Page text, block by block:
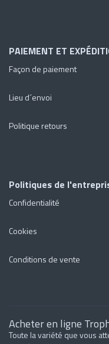
PAIEMENT ET
Façon de paiement
Lieu d´envoi
Politique retours
Politiques de
Confidentialité
Cookies
Conditions de vente
Acheter en ligne
Toute la variété que vous